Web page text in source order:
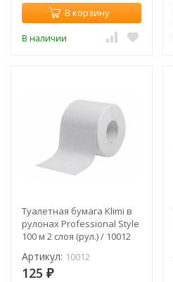
В корзину
В наличии
Туалетная бумага Klimi в
рулонах Professional Style
100 м 2 слоя (рул.) / 10012
Артикул: 10012
125 ₽